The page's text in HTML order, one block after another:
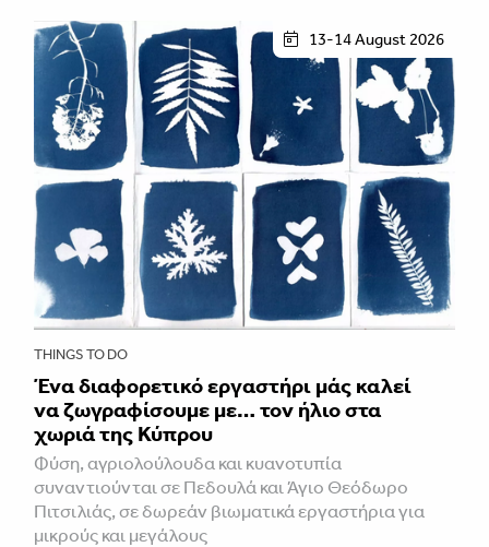
13-14 August 2026
THINGS TO DO
Ένα διαφορετικό εργαστήρι μάς καλεί
να ζωγραφίσουμε με… τον ήλιο στα
χωριά της Κύπρου
Φύση, αγριολούλουδα και κυανοτυπία
συναντιούνται σε Πεδουλά και Άγιο Θεόδωρο
Πιτσιλιάς, σε δωρεάν βιωματικά εργαστήρια για
μικρούς και μεγάλους